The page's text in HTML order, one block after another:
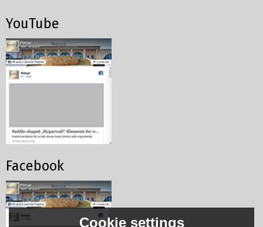
YouTube
Facebook
Cookie settings